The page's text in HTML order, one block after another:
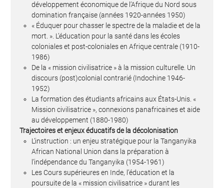
développement économique de l’Afrique du Nord sous
domination française (années 1920-années 1950)
« Éduquer pour chasser le spectre de la maladie et de la
mort. ». L’éducation pour la santé dans les écoles
coloniales et post-coloniales en Afrique centrale (1910-
1986)
De la « mission civilisatrice » à la mission culturelle. Un
discours (post)colonial contrarié (Indochine 1946-
1952)
La formation des étudiants africains aux États-Unis. «
Mission civilisatrice », connexions panafricaines et aide
au développement (1880-1980)
Trajectoires et enjeux éducatifs de la décolonisation
L’instruction : un enjeu stratégique pour la Tanganyika
African National Union dans la préparation à
l’indépendance du Tanganyika (1954-1961)
Les Cours supérieures en Inde, l’éducation et la
poursuite de la « mission civilisatrice » durant les